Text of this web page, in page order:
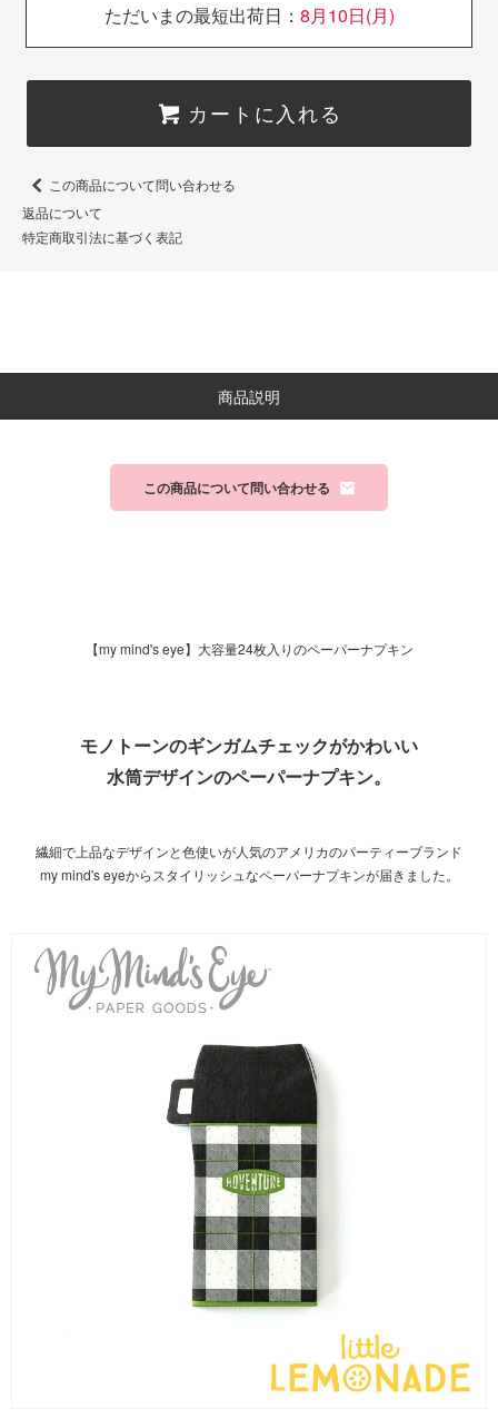
ただいまの最短出荷日： 8月10日(月)
カートに入れる
この商品について問い合わせる
返品について
特定商取引法に基づく表記
商品説明
この商品について問い合わせる
【my mind's eye】大容量24枚入りのペーパーナプキン
モノトーンのギンガムチェックがかわいい
水筒デザインのペーパーナプキン。
繊細で上品なデザインと色使いが人気のアメリカのパーティーブランド
my mind's eyeからスタイリッシュなペーパーナプキンが届きました。